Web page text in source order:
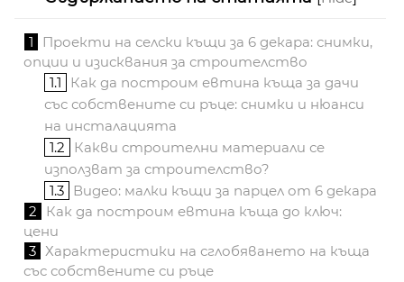
1
Проекти на селски къщи за 6 декара: снимки,
опции и изисквания за строителство
1.1
Как да построим евтина къща за дачи
със собствените си ръце: снимки и нюанси
на инсталацията
1.2
Какви строителни материали се
използват за строителство?
1.3 Видео: малки къщи за парцел от 6 декара
2
Как да построим евтина къща до ключ:
цени
3 Характеристики на сглобяването на къща
със собствените си ръце